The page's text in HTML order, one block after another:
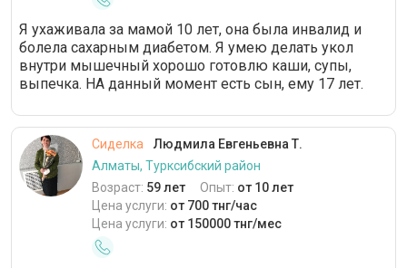
Я ухаживала за мамой 10 лет, она была инвалид и
болела сахарным диабетом. Я умею делать укол
внутри мышечный хорошо готовлю каши, супы,
выпечка. НА данный момент есть сын, ему 17 лет.
Сиделка
Людмила Евгеньевна Т.
Алматы, Турксибский район
Возраст: 59 лет Опыт: от 10 лет
Цена услуги: от 700 тнг/час
Цена услуги: от 150000 тнг/мес